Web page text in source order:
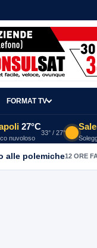
FORMAT TV
27°C
nuvoloso
33° / 27°
alle polemiche12 ORE FA